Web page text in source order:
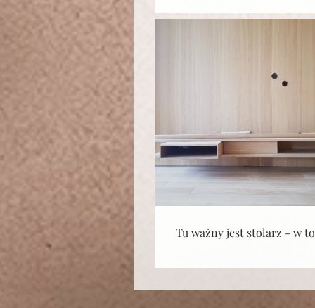
Tu ważny jest stolarz - w